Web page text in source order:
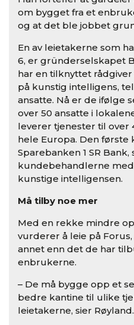
om bygget fra et
og at det ble jobbet
En av leietakerne som
6, er gründerselskapet
har en tilknyttet
på kunstig intelligens,
ansatte. Nå er de ifølge
over 50 ansatte i
leverer tjenester til over
hele Europa. Den første
Sparebanken 1 SR
kundebehandlerne
kunstige intelligensen.
Må tilby noe mer
Med en rekke mindre
vurderer å leie på
annet enn det de har
enbrukerne.
– De må bygge opp et
bedre kantine til ulike
leietakerne, sier Røyland.